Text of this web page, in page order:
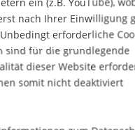
nach Ihrer Einwilligung
erforderliche
sind für die grundlegende
dieser Website
somit nicht deaktiviert